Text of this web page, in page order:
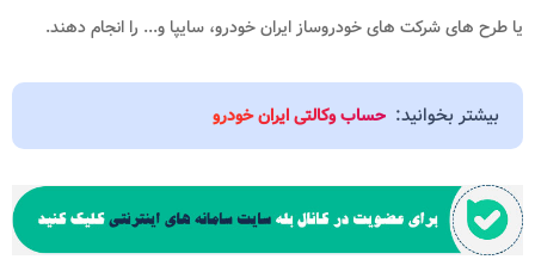
یا طرح های شرکت های خودروساز ایران خودرو، سایپا و... را انجام دهند.
بیشتر بخوانید: حساب وکالتی ایران خودرو